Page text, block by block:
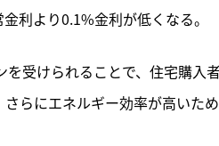
利より0.1%金利が低くなる。
受けられることで、住宅購入
らにエネルギー効率が高いた